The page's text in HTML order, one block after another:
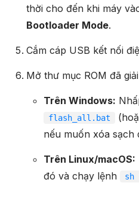
thời cho đến khi máy
Bootloader Mode.
Cắm cáp USB kết nối
Mở thư mục ROM đã
Trên Windows:
flash_all.bat
nếu muốn xóa sạch
Trên Linux/macOS:
đó và chạy lệnh
sh